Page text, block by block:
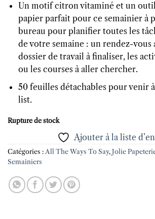
Un motif citron vitaminé et un outil
papier parfait pour ce semainier à
bureau pour planifier toutes les
de votre semaine : un rendez-vous
dossier de travail à finaliser, les
ou les courses à aller chercher.
50 feuilles détachables pour venir
list.
Rupture de stock
Ajouter à la liste
Catégories : All The Ways To Say, Jolie
Semainiers